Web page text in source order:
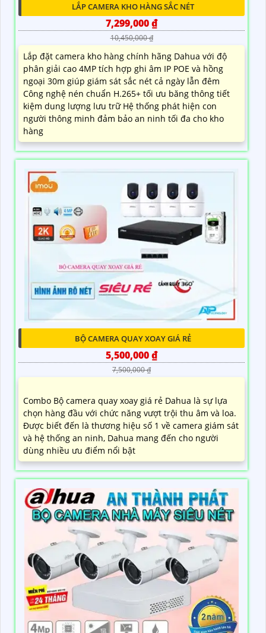
LẮP CAMERA KHO HÀNG SẮC NÉT
7,299,000 ₫
10,450,000 ₫
Lắp đặt camera kho hàng chính hãng Dahua với độ
phân giải cao 4MP tích hợp ghi âm IP POE và hồng
ngoại 30m giúp giám sát sắc nét cả ngày lẫn đêm
Công nghệ nén chuẩn H.265+ tối ưu băng thông tiết
kiệm dung lượng lưu trữ Hệ thống phát hiện con
người thông minh đảm bảo an ninh tối đa cho kho
hàng
BỘ CAMERA QUAY XOAY GIÁ RẺ
5,500,000 ₫
7,500,000 ₫
Combo Bộ camera quay xoay giá rẻ Dahua là sự lựa
chọn hàng đầu với chức năng vượt trội thu âm và loa.
Được biết đến là thương hiệu số 1 về camera giám sát
và hệ thống an ninh, Dahua mang đến cho người
dùng nhiều ưu điểm nổi bật